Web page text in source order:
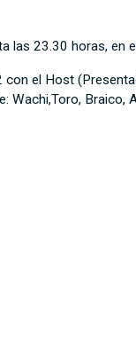
las 23.30 horas, en
el Host
Braico,